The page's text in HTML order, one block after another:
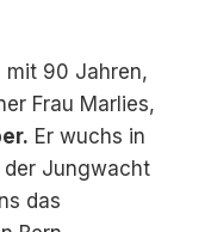
mit 90 Jahren,
Frau Marlies,
Er wuchs in
der Jungwacht
das